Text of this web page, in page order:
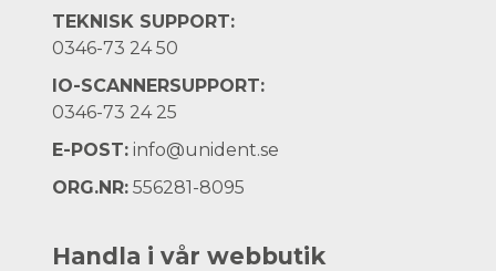
TEKNISK SUPPORT:
0346-73 24 50
IO-SCANNERSUPPORT:
0346-73 24 25
E-POST: info@unident.se
ORG.NR: 556281-8095
Handla i vår webbutik